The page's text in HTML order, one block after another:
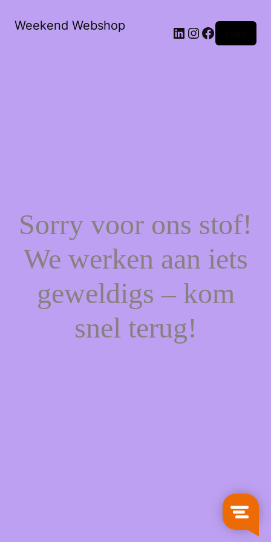
Weekend Webshop LinkedIn
Instagram
Facebook
Sorry voor ons stof!
We werken aan iets
geweldigs – kom
snel terug!